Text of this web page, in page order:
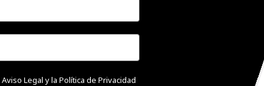
Aviso Legal y la Política de Privacidad